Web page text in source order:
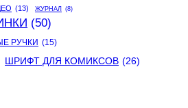
(13) ЖУРНАЛ (8)
(50)
РУЧКИ (15)
ШРИФТ ДЛЯ КОМИКСОВ (26)